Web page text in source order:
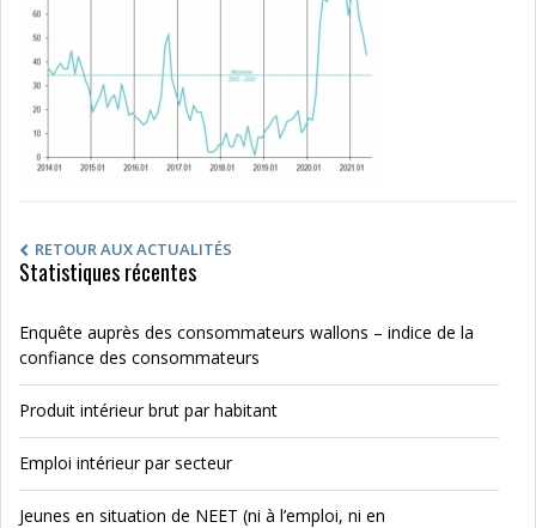
RETOUR AUX ACTUALITÉS
Statistiques récentes
Enquête auprès des consommateurs wallons – indice de la
confiance des consommateurs
Produit intérieur brut par habitant
Emploi intérieur par secteur
Jeunes en situation de NEET (ni à l’emploi, ni en